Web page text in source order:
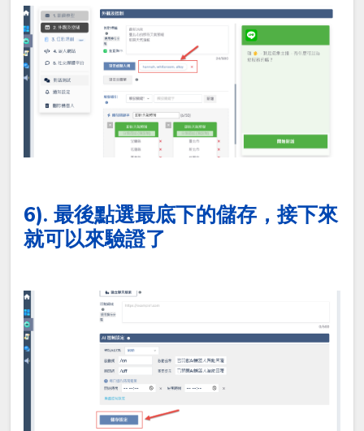
6). 最後點選最底下的儲存，接下來
就可以來驗證了